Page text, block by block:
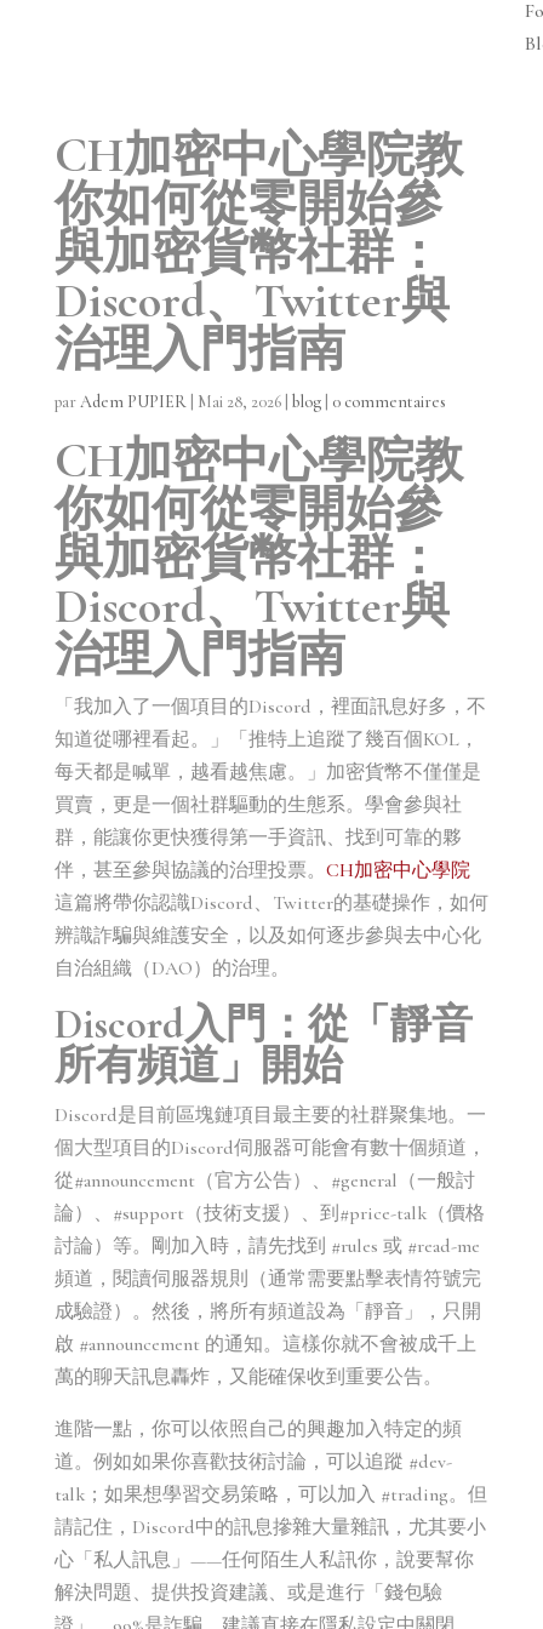
CH加密中心學院教
你如何從零開始參
與加密貨幣社群：
Discord、Twitter與
治理入門指南
parAdem PUPIER| Mai 28, 2026| blog| 0 commentaires
CH加密中心學院教
你如何從零開始參
與加密貨幣社群：
Discord、Twitter與
治理入門指南
「我加入了一個項目的Discord，裡面訊息好多，不
知道從哪裡看起。」「推特上追蹤了幾百個KOL，
每天都是喊單，越看越焦慮。」加密貨幣不僅僅是
買賣，更是一個社群驅動的生態系。學會參與社
群，能讓你更快獲得第一手資訊、找到可靠的夥
伴，甚至參與協議的治理投票。 CH加密中心學院
這篇將帶你認識Discord、Twitter的基礎操作，如何
辨識詐騙與維護安全，以及如何逐步參與去中心化
自治組織（DAO）的治理。
Discord入門：從「靜音
所有頻道」開始
Discord是目前區塊鏈項目最主要的社群聚集地。一
個大型項目的Discord伺服器可能會有數十個頻道，
從#announcement（官方公告）、#general（一般討
論）、#support（技術支援）、到#price-talk（價格
討論）等。剛加入時，請先找到 #rules 或 #read-me
頻道，閱讀伺服器規則（通常需要點擊表情符號完
成驗證）。然後，將所有頻道設為「靜音」，只開
啟 #announcement 的通知。這樣你就不會被成千上
萬的聊天訊息轟炸，又能確保收到重要公告。
進階一點，你可以依照自己的興趣加入特定的頻
道。例如如果你喜歡技術討論，可以追蹤 #dev-
talk；如果想學習交易策略，可以加入 #trading。但
請記住，Discord中的訊息摻雜大量雜訊，尤其要小
心「私人訊息」——任何陌生人私訊你，說要幫你
解決問題、提供投資建議、或是進行「錢包驗